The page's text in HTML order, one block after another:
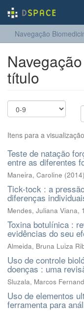
Navegação
título
Itens para a
Teste de natação
entre as diferentes
Maneira, Caroline (2014)
Tick-tock : a
diferenças
Mendes, Juliana Viana,
Toxina botulínica :
evidências do seu
Almeida, Bruna Luiza
Uso de controle
doenças : uma
Sluzala, Marcos
Uso de elementos
ferramenta para